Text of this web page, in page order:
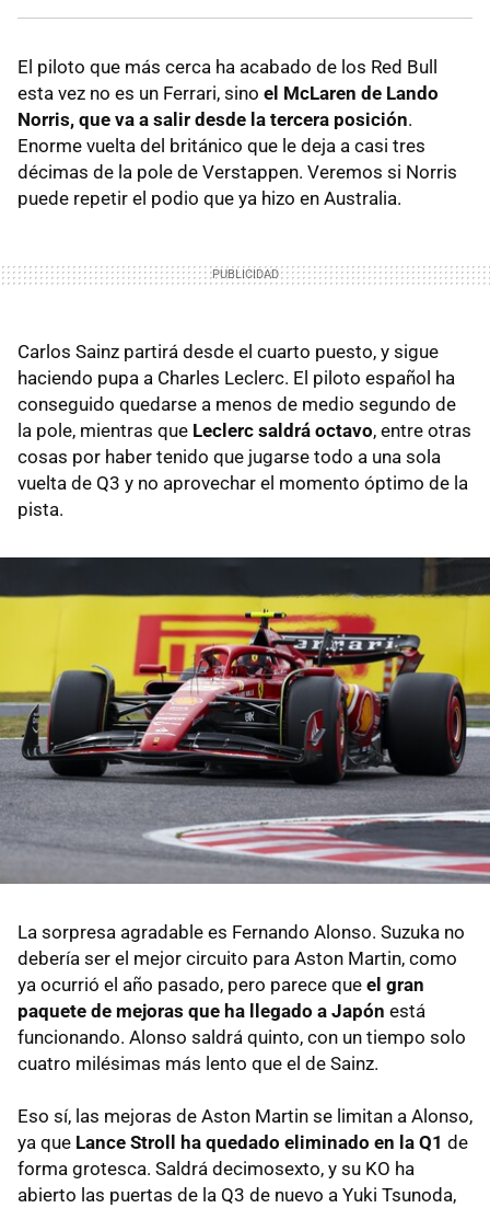
El piloto que más cerca ha acabado de los Red Bull
esta vez no es un Ferrari, sino el McLaren de Lando
Norris, que va a salir desde la tercera posición.
Enorme vuelta del británico que le deja a casi tres
décimas de la pole de Verstappen. Veremos si Norris
puede repetir el podio que ya hizo en Australia.
Carlos Sainz partirá desde el cuarto puesto, y sigue
haciendo pupa a Charles Leclerc. El piloto español ha
conseguido quedarse a menos de medio segundo de
la pole, mientras que Leclerc saldrá octavo, entre otras
cosas por haber tenido que jugarse todo a una sola
vuelta de Q3 y no aprovechar el momento óptimo de la
pista.
La sorpresa agradable es Fernando Alonso. Suzuka no
debería ser el mejor circuito para Aston Martin, como
ya ocurrió el año pasado, pero parece que el gran
paquete de mejoras que ha llegado a Japón está
funcionando. Alonso saldrá quinto, con un tiempo solo
cuatro milésimas más lento que el de Sainz.
Eso sí, las mejoras de Aston Martin se limitan a Alonso,
ya que Lance Stroll ha quedado eliminado en la Q1 de
forma grotesca. Saldrá decimosexto, y su KO ha
abierto las puertas de la Q3 de nuevo a Yuki Tsunoda,